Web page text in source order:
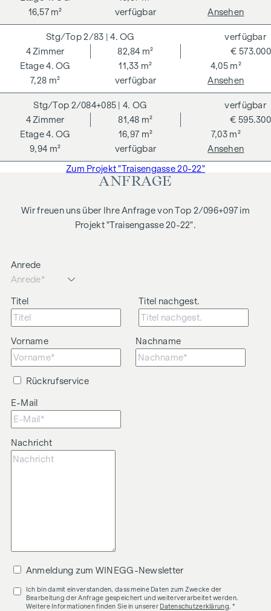
16,57 m²
verfügbar Ansehen
2/83 | 4. OG
4. OG
4Zimmer
82,84 m²
11,33 m²
4,05 m²
7,28 m²
€ 573.000
verfügbar
verfügbar
Ansehen
2/084+085 | 4. OG
4. OG
4Zimmer
81,48 m²
16,97 m²
7,03 m²
9,94 m²
€ 595.300
verfügbar
verfügbar
Ansehen
Zum Projekt "Traisengasse 20-22"
ANFRAGE
Wir freuen uns über Ihre Anfrage von Top 2/096+097 im
Projekt "Traisengasse 20-22".
Anrede
Titel Titel nachgest.
Vorname Nachname
Rückrufservice
E-Mail
Nachricht
Anmeldung zum WINEGG-Newsletter
Ich bin damit einverstanden, dass meine Daten zum Zwecke der
Bearbeitung der Anfrage gespeichert und weiterverarbeitet werden.
Weitere Informationen finden Sie in unserer Datenschutzerklärung. *